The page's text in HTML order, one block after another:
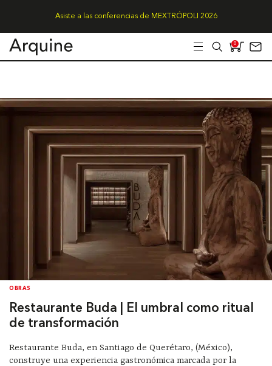
Asiste a las conferencias de MEXTRÓPOLI 2026
0
OBRAS
Restaurante Buda | El umbral como ritual
de transformación
Restaurante Buda, en Santiago de Querétaro, (México),
construye una experiencia gastronómica marcada por la